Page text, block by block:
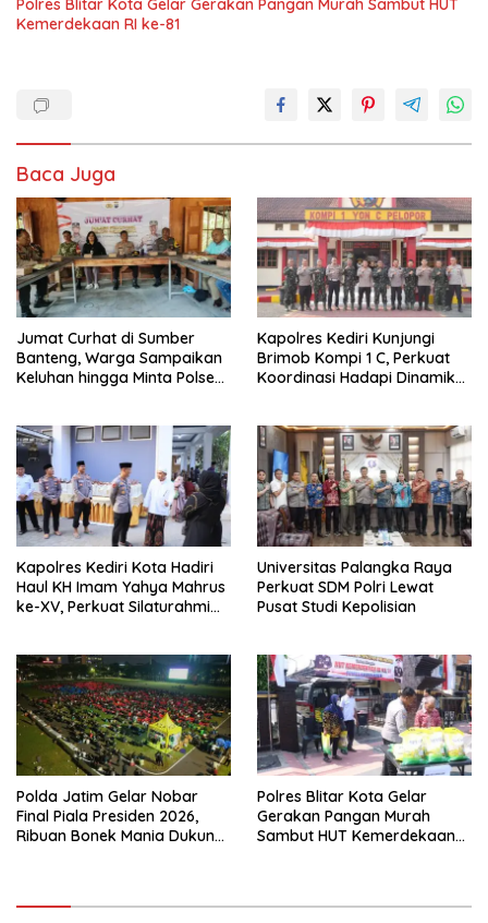
Kemerdekaan RI ke-81
Baca Juga
Jumat Curhat di Sumber
Banteng, Warga Sampaikan
Keluhan hingga Minta Polsek
Kapolres Kediri Kunjungi
Brimob Kompi 1 C, Perkuat
Koordinasi Hadapi Dinamika
Kapolres Kediri Kota Hadiri
Haul KH Imam Yahya Mahrus
ke-XV, Perkuat Silaturahmi
Universitas Palangka Raya
Perkuat SDM Polri Lewat
Pusat Studi Kepolisian
Polda Jatim Gelar Nobar
Final Piala Presiden 2026,
Ribuan Bonek Mania Dukung
Polres Blitar Kota Gelar
Gerakan Pangan Murah
Sambut HUT Kemerdekaan